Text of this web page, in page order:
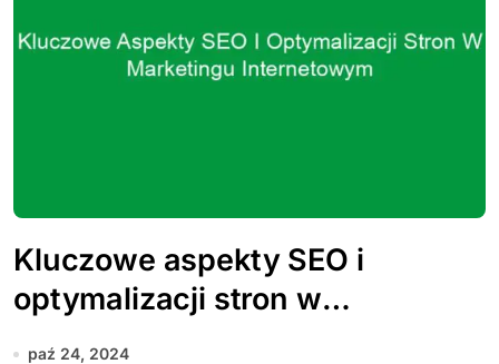
Kluczowe aspekty SEO i
optymalizacji stron w
marketingu internetowym
paź 24, 2024